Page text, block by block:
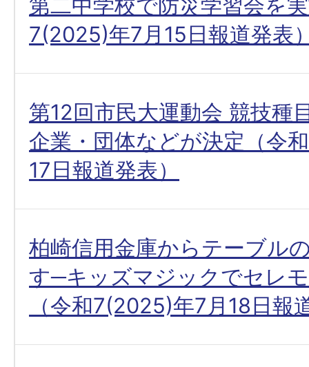
第二中学校で防災学習会を
7(2025)年7月15日報道発表
第12回市民大運動会 競技種
企業・団体などが決定（令
17日報道発表）
柏崎信用金庫からテーブル
す─キッズマジックでセレ
（令和7(2025)年7月18日報